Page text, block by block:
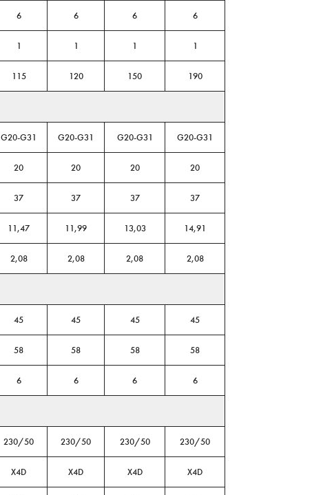
6 6 6 6
1 1 1 1
115 120 150 190
G20-G31 G20-G31 G20-G31 G20-G31
20 20 20 20
37 37 37 37
11,47 11,99 13,03 14,91
2,08 2,08 2,08 2,08
45 45 45 45
58 58 58 58
6 6 6 6
230/50 230/50 230/50 230/50
X4D X4D X4D X4D